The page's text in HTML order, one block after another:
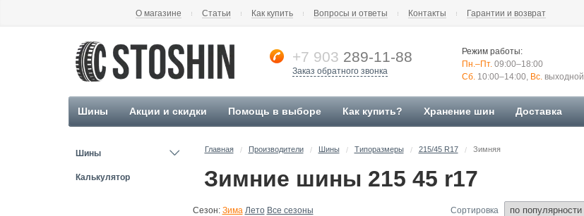
О магазине Статьи Как купить Вопросы и ответы Контакты Гарантии и возврат
+7 903 289-11-88
Заказ обратного звонка
Режим работы:
Пн.–Пт. 09:00–18:00
Сб. 10:00–14:00, Вс. выходной
Шины Акции и скидки Помощь в выборе Как купить? Хранение шин Доставка
Шины
Калькулятор
Главная / Производители / Шины / Типоразмеры / 215/45 R17 / Зимняя
Зимние шины 215 45 r17
Сезон: Зима Лето Все сезоны Сортировка